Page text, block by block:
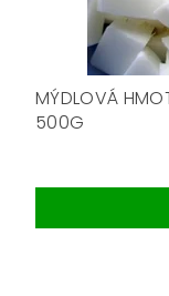
MÝDLOVÁ
500G